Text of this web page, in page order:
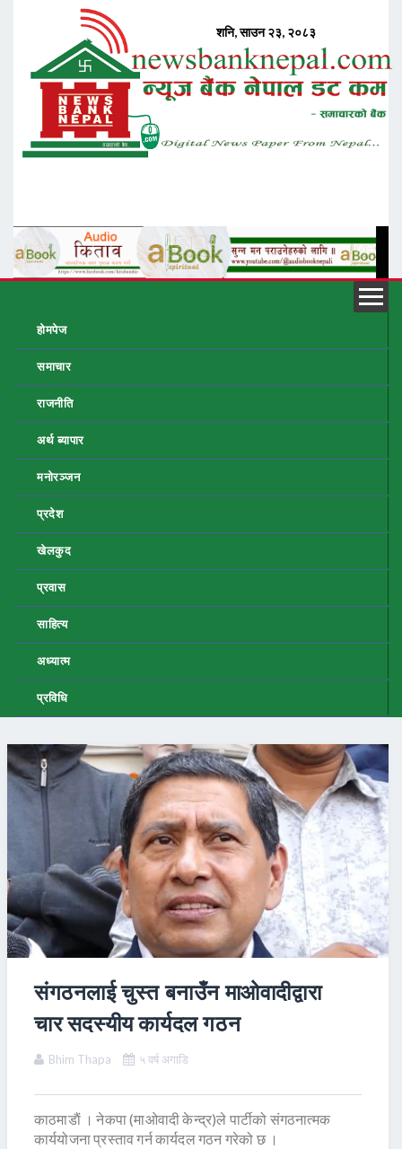
होमपेज
समाचार
राजनीति
अर्थ ब्यापार
मनोरञ्जन
प्रदेश
खेलकुद
प्रवास
साहित्य
अध्यात्म
प्रविधि
संगठनलाई चुस्त बनाउँन माओवादीद्वारा
चार सदस्यीय कार्यदल गठन
Bhim Thapa ५ वर्ष अगाडि
काठमाडाैं । नेकपा (माओवादी केन्द्र)ले पार्टीको संगठनात्मक
कार्ययोजना प्रस्ताव गर्न कार्यदल गठन गरेको छ ।